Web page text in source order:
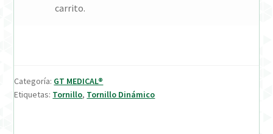
carrito.
Categoría: GT MEDICAL®
Etiquetas: Tornillo, Tornillo Dinámico